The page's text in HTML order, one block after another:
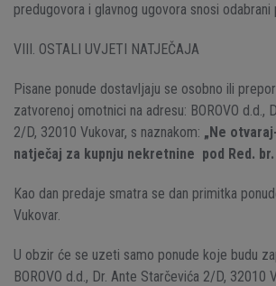
predugovora i glavnog ugovora snosi odabrani
VIII. OSTALI UVJETI NATJEČAJA
Pisane ponude dostavljaju se osobno ili
zatvorenoj omotnici na adresu: BOROVO d.d.,
2/D, 32010 Vukovar, s naznakom: „Ne
natječaj za kupnju nekretnine pod Red.
Kao dan predaje smatra se dan primitka
Vukovar.
U obzir će se uzeti samo ponude koje budu
BOROVO d.d., Dr. Ante Starčevića 2/D, 32010